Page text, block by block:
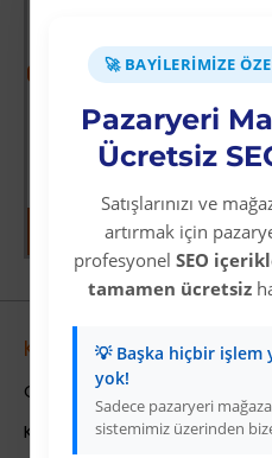
🚀 BAYILERIMIZE
Pazaryeri
Ücretsiz
Satışlarınızı ve
artırmak için
profesyonel SEO
tamamen ücretsiz
💡 Başka hiçbir işlem
yok!
Sadece pazaryeri
sistemimiz üzerinden
Wolverine: Logan
Üyelere Özel Fiyat
Üye Olunuz
Kurumsal
Colezium Hakkında
Kurumsal Bilgiler